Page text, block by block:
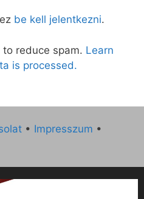
be kell jelentkezni.
reduce spam. Learn
is processed.
• Impresszum •